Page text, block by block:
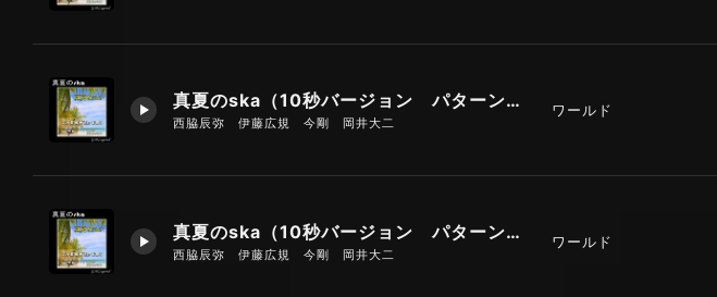
真夏のska（10秒バージョン パターンＡ）
西脇辰弥 伊藤広規 今剛 岡井大二
ワールド
真夏のska（10秒バージョン パターンＢ）
西脇辰弥 伊藤広規 今剛 岡井大二
ワールド